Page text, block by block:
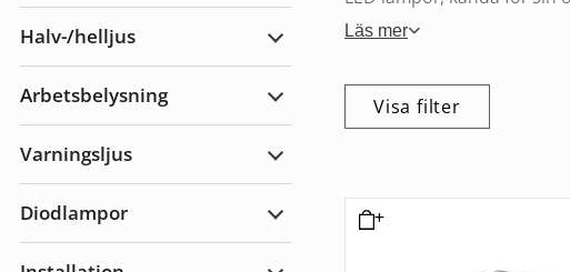
Halv-/helljus
Expandera
Arbetsbelysning
Expandera
Varningsljus
Expandera
Diodlampor
Expandera
Läs mer
Visa filter